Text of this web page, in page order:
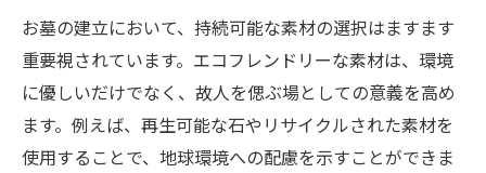
お墓の建立において、持続可能な素材の選択はますます
重要視されています。エコフレンドリーな素材は、環境
に優しいだけでなく、故人を偲ぶ場としての意義を高め
ます。例えば、再生可能な石やリサイクルされた素材を
使用することで、地球環境への配慮を示すことができま